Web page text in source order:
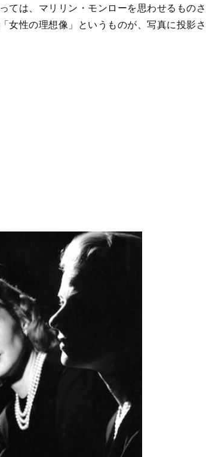
©️Studio Harcourt Paris
れた彼女の物は、好感度などを考えていない
頃かと思ったくらいに、強気な女をおもわせ
もどきりとする強さがある。こんなバーグマ